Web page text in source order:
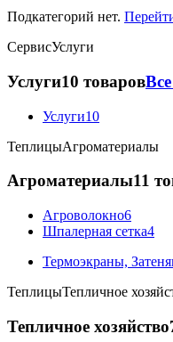
Подкатегорий нет.
СервисУслуги
Услуги10 товаров
Услуги10
ТеплицыАгроматериалы
Агроматериалы11
Агроволокно6
Шпалерная сетка4
Термоэкраны,
ТеплицыТепличное
Тепличное хозяйство